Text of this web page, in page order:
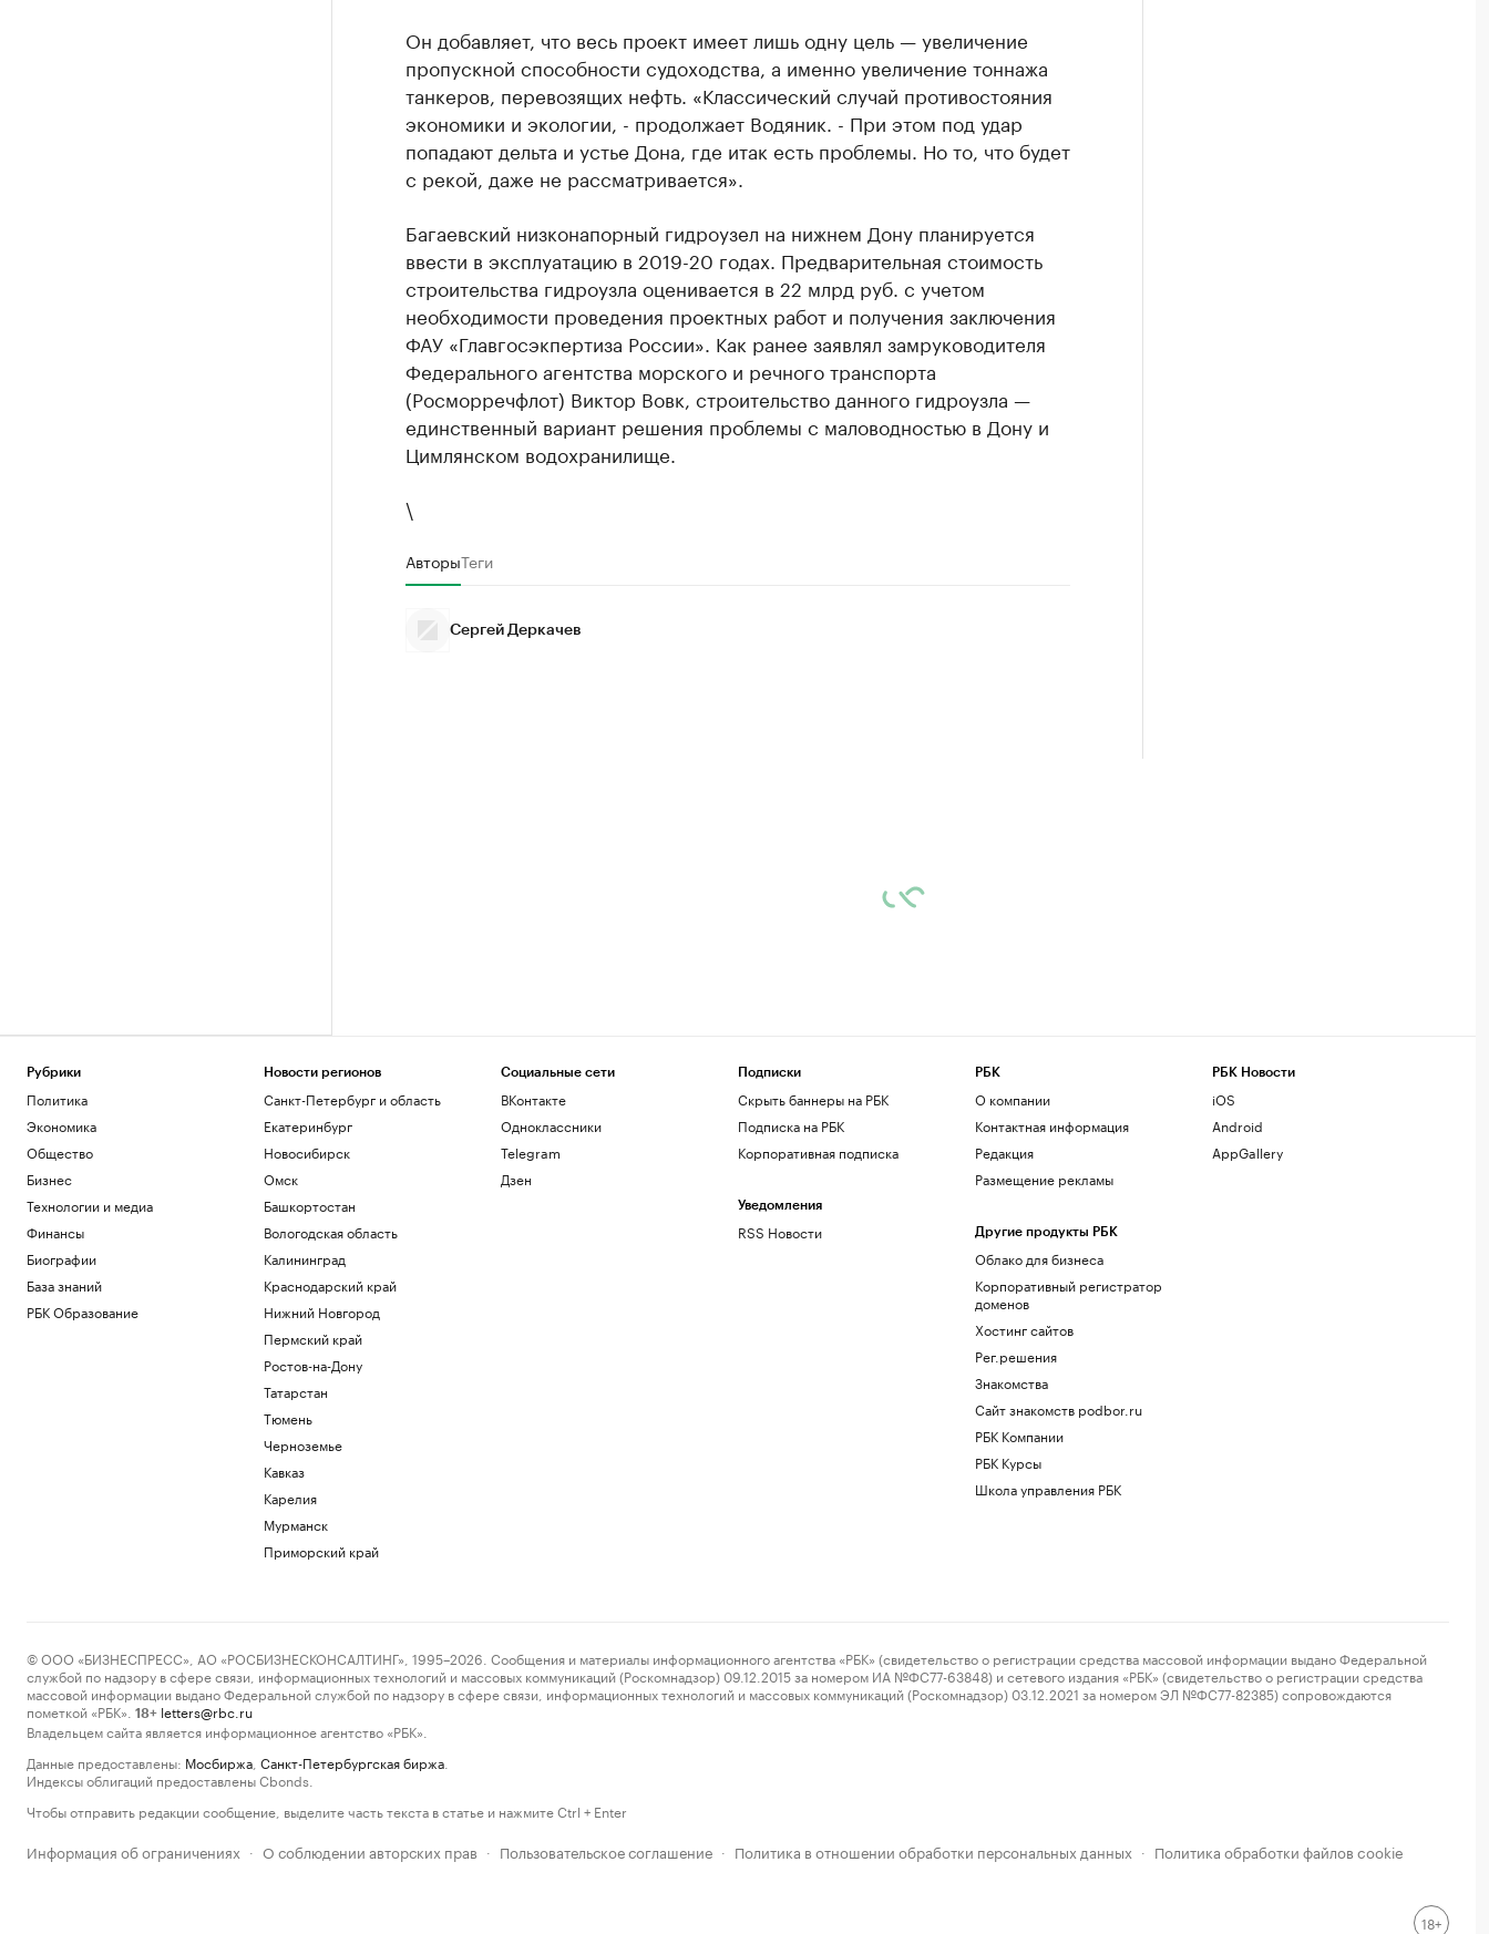
Он добавляет, что весь проект имеет лишь одну цель — увеличение
пропускной способности судоходства, а именно увеличение тоннажа
танкеров, перевозящих нефть. «Классический случай противостояния
экономики и экологии, - продолжает Водяник. - При этом под удар
попадают дельта и устье Дона, где итак есть проблемы. Но то, что будет
с рекой, даже не рассматривается».
Багаевский низконапорный гидроузел на нижнем Дону планируется
ввести в эксплуатацию в 2019-20 годах. Предварительная стоимость
строительства гидроузла оценивается в 22 млрд руб. с учетом
необходимости проведения проектных работ и получения заключения
ФАУ «Главгосэкпертиза России». Как ранее заявлял замруководителя
Федерального агентства морского и речного транспорта
(Росморречфлот) Виктор Вовк, строительство данного гидроузла —
единственный вариант решения проблемы с маловодностью в Дону и
Цимлянском водохранилище.
\
АвторыТеги
Сергей Деркачев
Рубрики
Политика
Экономика
Общество
Бизнес
Технологии и медиа
Финансы
Биографии
База знаний
РБК Образование
Новости регионов
Санкт-Петербург и область
Екатеринбург
Новосибирск
Омск
Башкортостан
Вологодская область
Калининград
Краснодарский край
Нижний Новгород
Пермский край
Ростов-на-Дону
Татарстан
Тюмень
Черноземье
Кавказ
Карелия
Мурманск
Приморский край
Социальные сети
ВКонтакте
Одноклассники
Telegram
Дзен
Подписки
Скрыть баннеры на РБК
Подписка на РБК
Корпоративная подписка
Уведомления
RSS Новости
РБК
О компании
Контактная информация
Редакция
Размещение рекламы
Другие продукты РБК
Облако для бизнеса
Корпоративный регистратор
доменов
Хостинг сайтов
Рег.решения
Знакомства
Сайт знакомств podbor.ru
РБК Компании
РБК Курсы
Школа управления РБК
РБК Новости
iOS
Android
AppGallery
© ООО «БИЗНЕСПРЕСС», АО «РОСБИЗНЕСКОНСАЛТИНГ», 1995–2026. Сообщения и материалы информационного агентства «РБК» (свидетельство о регистрации средства массовой информации выдано Федеральной
службой по надзору в сфере связи, информационных технологий и массовых коммуникаций (Роскомнадзор) 09.12.2015 за номером ИА №ФС77-63848) и сетевого издания «РБК» (свидетельство о регистрации средства
массовой информации выдано Федеральной службой по надзору в сфере связи, информационных технологий и массовых коммуникаций (Роскомнадзор) 03.12.2021 за номером ЭЛ №ФС77-82385) сопровождаются
пометкой «РБК».
18+ letters@rbc.ru
Владельцем сайта является информационное агентство «РБК».
Данные предоставлены: Мосбиржа Санкт-Петербургская биржа
Индексы облигаций предоставлены Cbonds.
Чтобы отправить редакции сообщение, выделите часть текста в статье и нажмите Ctrl + Enter
Информация об ограничениях · О соблюдении авторских прав · Пользовательское соглашение · Политика в отношении обработки персональных данных · Политика обработки файлов cookie
18+